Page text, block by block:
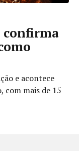
confirma
e acontece
com mais de 15